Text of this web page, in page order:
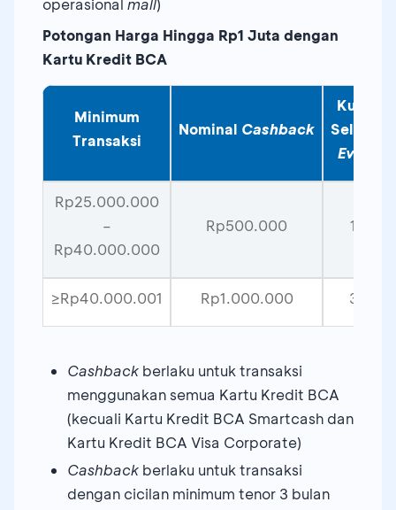
operasional mall)
Potongan Harga Hingga Rp1 Juta dengan
Kartu Kredit BCA
Minimum
Transaksi
Nominal Cashback
Kuota
Selama
Event
Rp25.000.000
–
Rp40.000.000
Rp500.000 15
≥Rp40.000.001 Rp1.000.000 35
Cashback berlaku untuk transaksi
menggunakan semua Kartu Kredit BCA
(kecuali Kartu Kredit BCA Smartcash dan
Kartu Kredit BCA Visa Corporate)
Cashback berlaku untuk transaksi
dengan cicilan minimum tenor 3 bulan